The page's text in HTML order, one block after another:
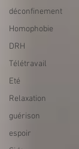
déconfinement
Homophobie
DRH
Télétravail
Eté
Relaxation
guérison
espoir